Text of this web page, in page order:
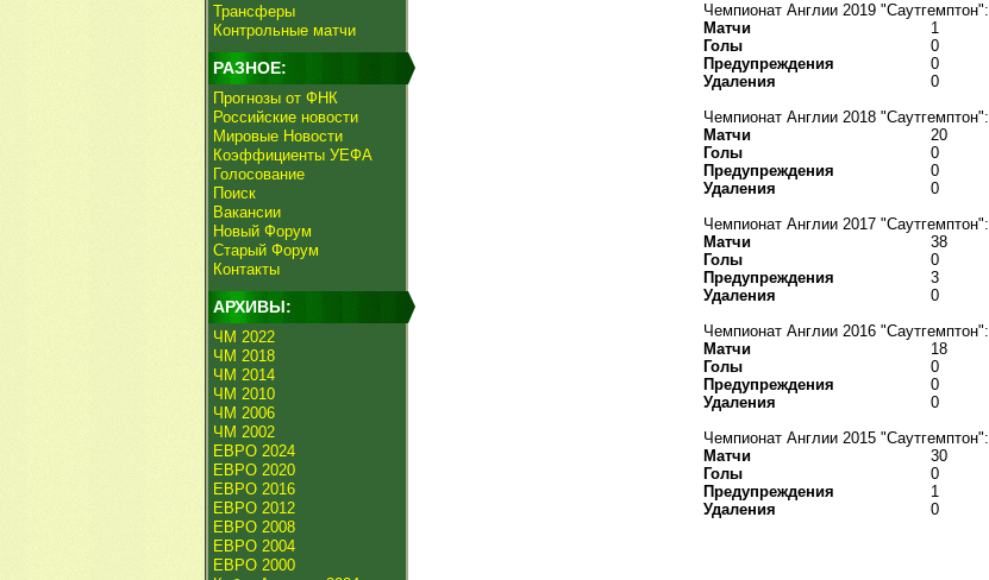
Трансферы
Контрольные матчи
РАЗНОЕ:
Прогнозы от ФНК
Российские новости
Мировые Новости
Коэффициенты УЕФА
Голосование
Поиск
Вакансии
Новый Форум
Старый Форум
Контакты
АРХИВЫ:
ЧМ 2022
ЧМ 2018
ЧМ 2014
ЧМ 2010
ЧМ 2006
ЧМ 2002
ЕВРО 2024
ЕВРО 2020
ЕВРО 2016
ЕВРО 2012
ЕВРО 2008
ЕВРО 2004
ЕВРО 2000
Чемпионат Англии 2019 "Саутгемптон":
Матчи
1
Голы
0
Предупреждения
0
Удаления
0
Чемпионат Англии 2018 "Саутгемптон":
Матчи
20
Голы
0
Предупреждения
0
Удаления
0
Чемпионат Англии 2017 "Саутгемптон":
Матчи
38
Голы
0
Предупреждения
3
Удаления
0
Чемпионат Англии 2016 "Саутгемптон":
Матчи
18
Голы
0
Предупреждения
0
Удаления
0
Чемпионат Англии 2015 "Саутгемптон":
Матчи
30
Голы
0
Предупреждения
1
Удаления
0